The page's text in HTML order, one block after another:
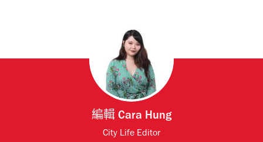
編輯 Cara Hung
City Life Editor